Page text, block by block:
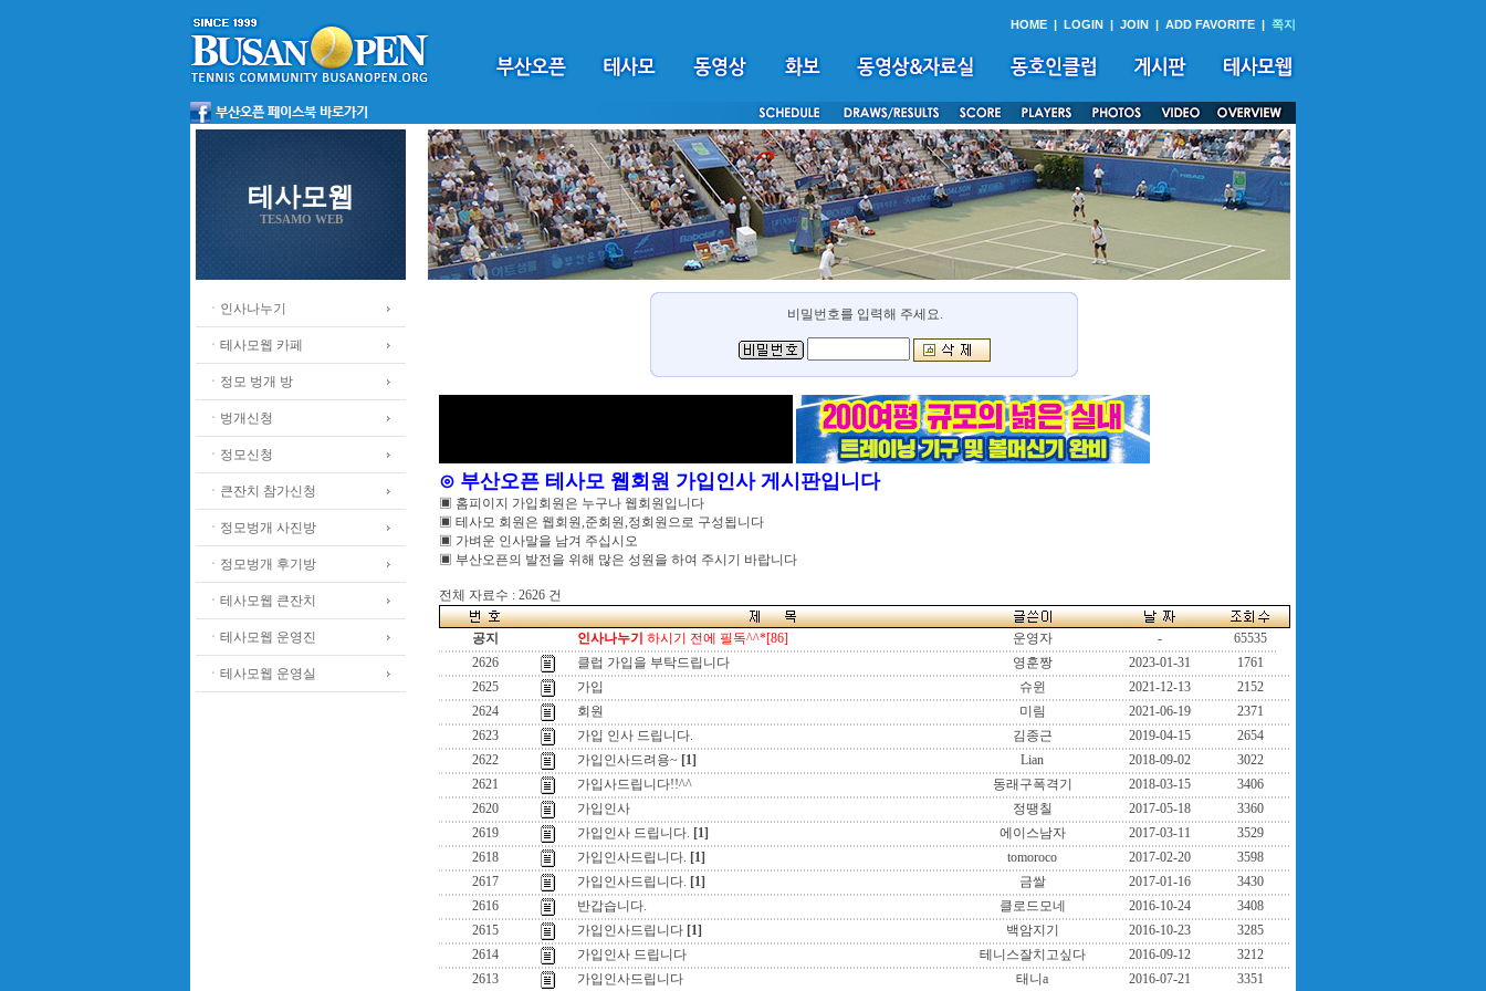
HOME | LOGIN | JOIN | ADD FAVORITE | 쪽지
테사모웹
TESAMO WEB
ㆍ인사나누기
ㆍ테사모웹 카페
ㆍ정모 벙개 방
ㆍ벙개신청
ㆍ정모신청
ㆍ큰잔치 참가신청
ㆍ정모벙개 사진방
ㆍ정모벙개 후기방
ㆍ테사모웹 큰잔치
ㆍ테사모웹 운영진
ㆍ테사모웹 운영실
비밀번호를 입력해 주세요.
⊙ 부산오픈 테사모 웹회원 가입인사 게시판입니다
▣ 홈피이지 가입회원은 누구나 웹회원입니다
▣ 테사모 회원은 웹회원,준회원,정회원으로 구성됩니다
▣ 가벼운 인사말을 남겨 주십시오
▣ 부산오픈의 발전을 위해 많은 성원을 하여 주시기 바랍니다
전체 자료수 : 2626 건
공지 인사나누기 하시기 전에 필독^^*[86] 운영자 -
65535
2626
클럽 가입을 부탁드립니다 영훈짱 2023-01-31
1761
2625
가입 슈윈 2021-12-13
2152
2624
회원 미림 2021-06-19
2371
2623
가입 인사 드립니다. 김종근 2019-04-15
2654
2622
가입인사드려용~ [1] Lian 2018-09-02
3022
2621
가입사드립니다!!^^ 동래구폭격기 2018-03-15
3406
2620
가입인사 정땡칠 2017-05-18
3360
2619
가입인사 드립니다. [1] 에이스남자 2017-03-11
3529
2618
가입인사드립니다. [1] tomoroco 2017-02-20
3598
2617
가입인사드립니다. [1] 금쌀 2017-01-16
3430
2616
반갑습니다. 클로드모네 2016-10-24
3408
2615
가입인사드립니다 [1] 백암지기 2016-10-23
3285
2614
가입인사 드립니다 테니스잘치고싶다 2016-09-12
3212
2613
가입인사드립니다 태니a 2016-07-21 3351